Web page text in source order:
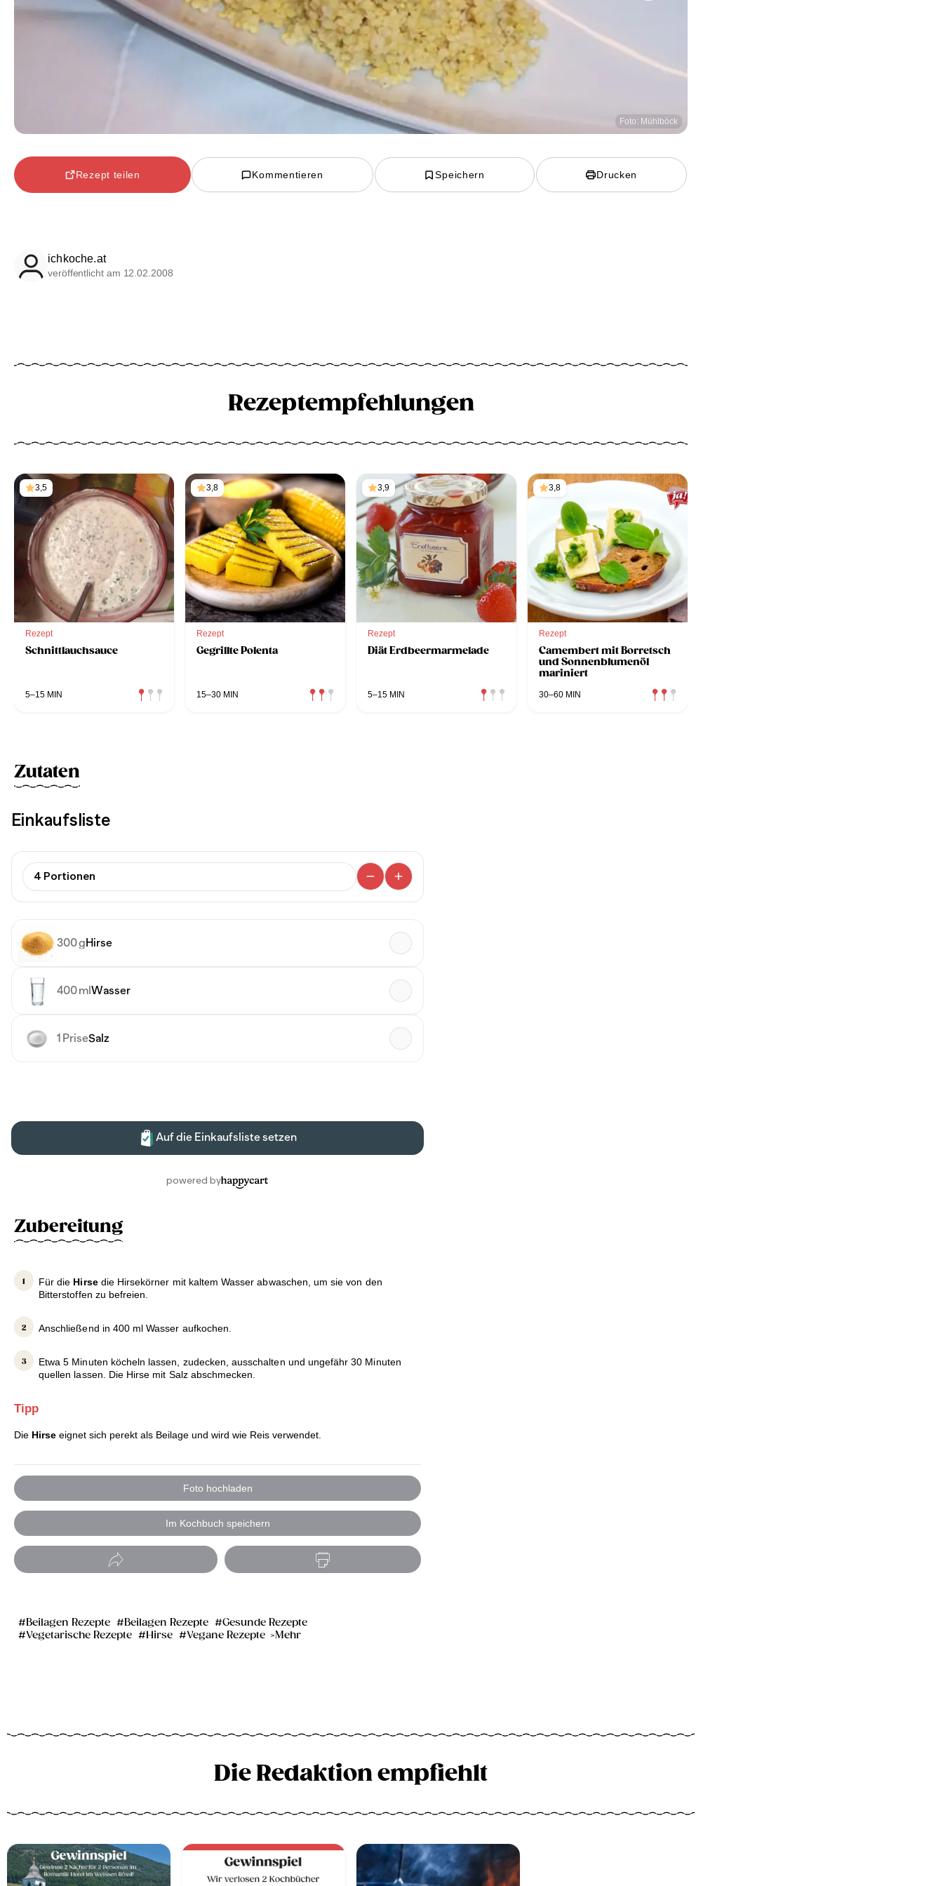
Foto: Mühlböck
Rezept teilen Kommentieren Speichern Drucken
ichkoche.at
veröffentlicht am 12.02.2008
Rezeptempfehlungen
3,5
Rezept
Schnittlauchsauce
5–15 MIN
3,8
Rezept
Gegrillte Polenta
15–30 MIN
3,9
Rezept
Diät Erdbeermarmelade
5–15 MIN
3,8
Rezept
Camembert mit Borretsch
und Sonnenblumenöl
mariniert
30–60 MIN
Zutaten
Zubereitung
Für die Hirse die Hirsekörner mit kaltem Wasser abwaschen, um sie von den
Bitterstoffen zu befreien.
Anschließend in 400 ml Wasser aufkochen.
Etwa 5 Minuten köcheln lassen, zudecken, ausschalten und ungefähr 30 Minuten
quellen lassen. Die Hirse mit Salz abschmecken.
Tipp
Die Hirse eignet sich perekt als Beilage und wird wie Reis verwendet.
Foto hochladen
Im Kochbuch speichern
Beilagen Rezepte Beilagen Rezepte
Gesunde Rezepte
Vegetarische Rezepte
Hirse Vegane Rezepte Mehr
Die Redaktion empfiehlt